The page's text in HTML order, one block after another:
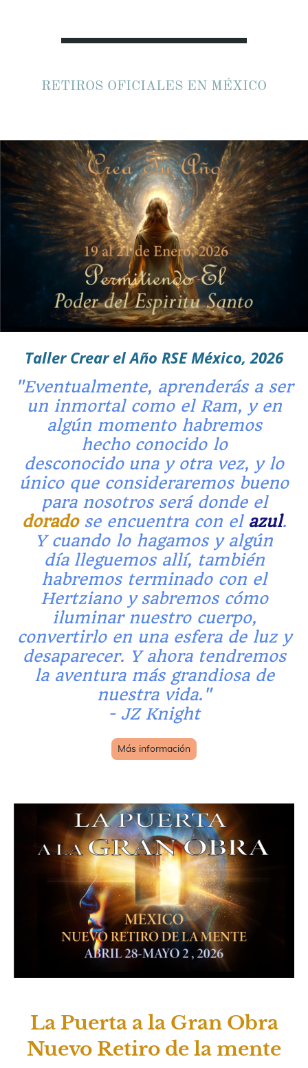
RETIROS OFICIALES EN MÉXICO
Taller Crear el Año RSE México, 2026
"Eventualmente, aprenderás a ser
un inmortal como el Ram, y en
algún momento habremos
hecho conocido lo
desconocido una y otra vez, y lo
único que consideraremos bueno
para nosotros será donde el
doradose encuentra con el azul.
Y cuando lo hagamos y algún
día lleguemos allí, también
habremos terminado con el
Hertziano y sabremos cómo
iluminar nuestro cuerpo,
convertirlo en una esfera de luz y
desaparecer. Y ahora tendremos
la aventura más grandiosa de
nuestra vida."
- JZ Knight
Más información
La Puerta a la Gran Obra
Nuevo Retiro de la mente